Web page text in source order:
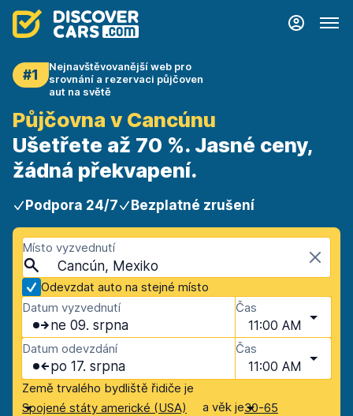
#1
Nejnavštěvovanější web pro
srovnání a rezervaci půjčoven
aut na světě
Půjčovna v Cancúnu
Ušetřete až 70 %. Jasné ceny,
žádná překvapení.
Podpora 24/7 Bezplatné zrušení
Místo vyzvednutí
Cancún, Mexiko
Odevzdat auto na stejné místo
Datum vyzvednutí
ne 09. srpna
Čas
11:00 AM
Datum odevzdání
po 17. srpna
Čas
11:00 AM
Země trvalého bydliště řidiče je
Spojené státy americké (USA)
a věk je30-65